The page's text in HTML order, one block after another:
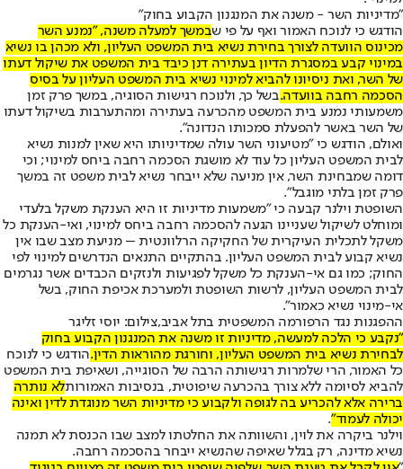
"מדיניות השר - משנה את המנגנון הקבוע בחוק"
הודגש כי לנוכח האמור ואף על פי שבמשך למעלה משנה, "נמנע השר
מכינוס הוועדה לצורך בחירת נשיא בית המשפט העליון, ולא מכהן בו נשיא
במינוי קבע במסגרת הדיון בעתירה דנן כיבד בית המשפט את שיקול דעתו
של השר, ואת ניסיונו להביא למינוי נשיא בית המשפט העליון על בסיס
הסכמה רחבה בוועדה.בשל כך, ולנוכח רגישות הסוגיה, במשך פרק זמן
משמעותי נמנע בית המשפט מהכרעה בעתירה ומהתערבות בשיקול דעתו
של השר באשר להפעלת סמכותו הנדונה".
​ואולם, הודגש כי "מטיעוני השר עולה שמדיניותו היא שאין למנות נשיא
לבית המשפט העליון כל עוד לא מושגת הסכמה רחבה ביחס למינוי; וכי
דומה שמבחינת השר, אין מניעה שלא ייבחר נשיא לבית משפט זה במשך
פרק זמן בלתי מוגבל".
השופטת וילנר קבעה כי "משמעות מדיניות זו היא הענקת משקל בלעדי
ומוחלט לשיקול שעניינו הגעה להסכמה רחבה ביחס למינוי, ואי-הענקת כל
משקל לתכלית העיקרית של החקיקה הרלוונטית – מניעת מצב שבו אין
נשיא קבוע לבית המשפט העליון. בהתקיים התנאים הנדרשים למינוי לפי
החוק; כמו גם אי-הענקת כל משקל לפגיעות ולנזקים הכבדים אשר נגרמים
לבית המשפט העליון, לרשות השופטת ולמערכת אכיפת החוק, בשל
אי-מינוי נשיא כאמור".
ההפגנות נגד הרפורמה המשפטית בתל אביב,צילום: יוסי זליגר
"נקבע כי הלכה למעשה, מדיניות זו משנה את המנגנון הקבוע בחוק
לבחירת נשיא בית המשפט העליון, וחורגת מהוראות הדין.הודגש כי לנוכח
כל האמור, הרי שלמרות רגישותה הרבה של הסוגייה, ושאיפת בית המשפט
להביא לסיומה ללא צורך בהכרעה שיפוטית, בנסיבות האמורותלא נותרה
ברירה אלא להכריע בה לגופה ולקבוע כי מדיניות השר מנוגדת לדין ואינה
יכולה לעמוד".
וילנר ביקרה את לוין, והשוותה את החלטתו למצב שבו הכנסת לא תמנה
נשיא מדינה, רק בגלל שאיפה שהנשיא ייבחר בהסכמה רחבה.